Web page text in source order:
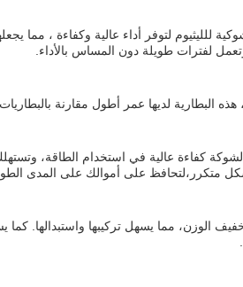
للليثيوم لتوفر أداء عالية وكفاءة ، مما
لفترات طويلة دون المساس بالأداء.
هذه البطارية لديها عمر أطول مقارنة
الشوكة كفاءة عالية في استخدام الطاقة،
متكرر،لتحافظ على أموالك على المدى
الوزن، مما يسهل تركيبها واستبدالها.